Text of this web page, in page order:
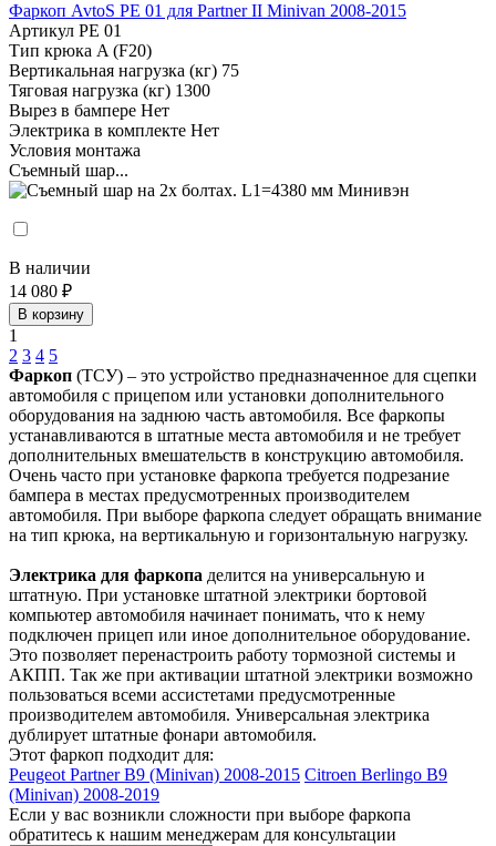
Фаркоп AvtoS PE 01 для Partner II Minivan 2008-2015
Артикул PE 01
Тип крюка A (F20)
Вертикальная нагрузка (кг) 75
Тяговая нагрузка (кг) 1300
Вырез в бампере Нет
Электрика в комплекте Нет
Условия монтажа
Съемный шар...
В наличии
14 080 ₽
В корзину
1
2 3 4 5
Фаркоп (ТСУ) – это устройство предназначенное для сцепки
автомобиля с прицепом или установки дополнительного
оборудования на заднюю часть автомобиля. Все фаркопы
устанавливаются в штатные места автомобиля и не требует
дополнительных вмешательств в конструкцию автомобиля.
Очень часто при установке фаркопа требуется подрезание
бампера в местах предусмотренных производителем
автомобиля. При выборе фаркопа следует обращать внимание
на тип крюка, на вертикальную и горизонтальную нагрузку.
Электрика для фаркопа делится на универсальную и
штатную. При установке штатной электрики бортовой
компьютер автомобиля начинает понимать, что к нему
подключен прицеп или иное дополнительное оборудование.
Это позволяет перенастроить работу тормозной системы и
АКПП. Так же при активации штатной электрики возможно
пользоваться всеми ассистетами предусмотренные
производителем автомобиля. Универсальная электрика
дублирует штатные фонари автомобиля.
Этот фаркоп подходит для:
Peugeot Partner B9 (Minivan) 2008-2015 Citroen Berlingo B9
(Minivan) 2008-2019
Если у вас возникли сложности при выборе фаркопа
обратитесь к нашим менеджерам для консультации